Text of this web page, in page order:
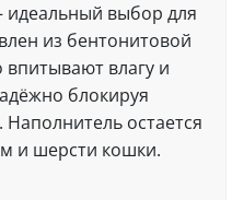
идеальный выбор для
из бентонитовой
влагу и
блокируя
остается
и шерсти кошки.